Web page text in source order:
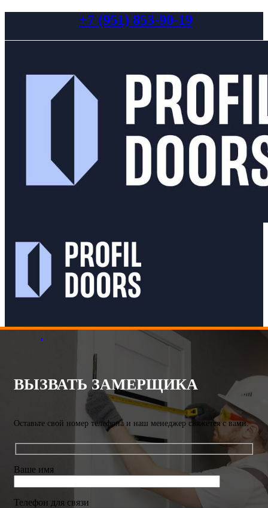
+7 (951) 853-90-19
.
ВЫЗВАТЬ ЗАМЕРЩИКА
Оставьте свой номер телефона и наш менеджер свяжется с вами.
Ваше имя
Телефон для связи